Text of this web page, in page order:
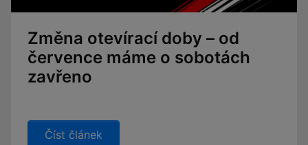
Změna otevírací doby – od
července máme o sobotách
zavřeno
Číst článek